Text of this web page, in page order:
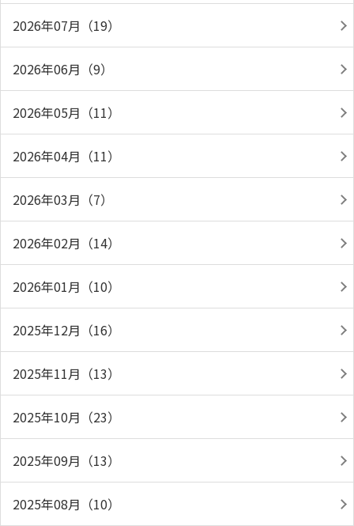
2026年07月（19）
2026年06月（9）
2026年05月（11）
2026年04月（11）
2026年03月（7）
2026年02月（14）
2026年01月（10）
2025年12月（16）
2025年11月（13）
2025年10月（23）
2025年09月（13）
2025年08月（10）